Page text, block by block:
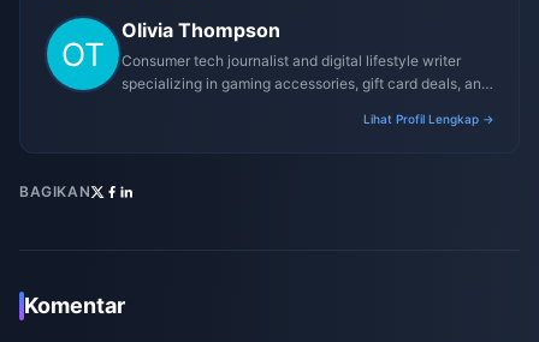
Olivia Thompson
Consumer tech journalist and digital lifestyle writer
specializing in gaming accessories, gift card deals, and
Lihat Profil Lengkap →
BAGIKAN
Komentar